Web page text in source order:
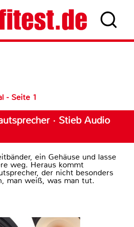
- Seite 1
· Stieb Audio
ein Gehäuse und lasse
weg. Heraus kommt
der nicht besonders
man weiß, was man tut.